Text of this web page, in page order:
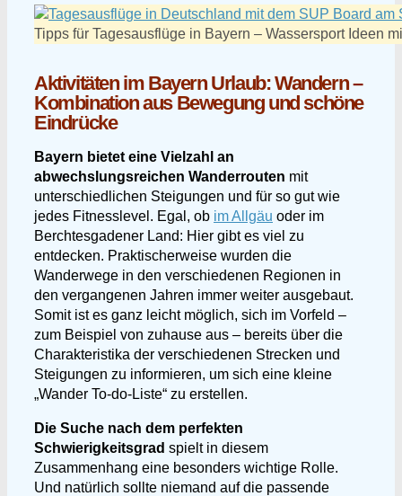
Tipps für Tagesausflüge in Bayern – Wassersport Ideen
Aktivitäten im Bayern Urlaub: Wandern –
Kombination aus Bewegung und schöne
Eindrücke
Bayern bietet eine Vielzahl an
abwechslungsreichen Wanderrouten mit
unterschiedlichen Steigungen und für so gut wie
jedes Fitnesslevel. Egal, ob im Allgäu oder im
Berchtesgadener Land: Hier gibt es viel zu
entdecken. Praktischerweise wurden die
Wanderwege in den verschiedenen Regionen in
den vergangenen Jahren immer weiter ausgebaut.
Somit ist es ganz leicht möglich, sich im Vorfeld –
zum Beispiel von zuhause aus – bereits über die
Charakteristika der verschiedenen Strecken und
Steigungen zu informieren, um sich eine kleine
„Wander To-do-Liste“ zu erstellen.
Die Suche nach dem perfekten
Schwierigkeitsgrad spielt in diesem
Zusammenhang eine besonders wichtige Rolle.
Und natürlich sollte niemand auf die passende